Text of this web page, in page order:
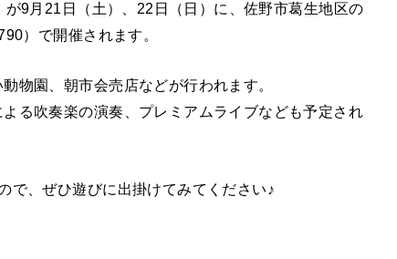
9月21日（土）、22日（日）に、佐野市葛生地区の
）で開催されます。
物園、朝市会売店などが行われます。
る吹奏楽の演奏、プレミアムライブなども予定され
で、ぜひ遊びに出掛けてみてください♪